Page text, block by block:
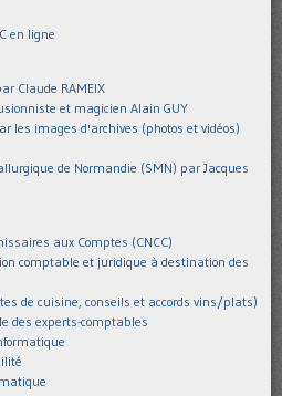
en ligne
Claude RAMEIX
et magicien Alain GUY
les images d'archives (photos et vidéos)
de Normandie (SMN) par Jacques
aux Comptes (CNCC)
comptable et juridique à destination des
de cuisine, conseils et accords vins/plats)
des experts-comptables